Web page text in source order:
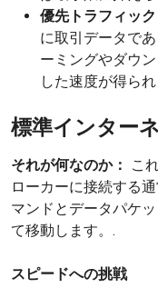
優先トラフィック
に取引データで
ーミングやダウ
した速度が得ら
標準インター
それが何なのか：
こ
ローカーに接続する
マンドとデータパケ
て移動します。.
スピードへの挑戦